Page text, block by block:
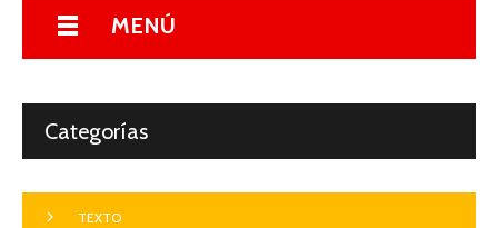
MENÚ
Categorías
TEXTO